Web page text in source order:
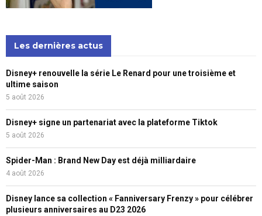
Les dernières actus
Disney+ renouvelle la série Le Renard pour une troisième et
ultime saison
5 août 2026
Disney+ signe un partenariat avec la plateforme Tiktok
5 août 2026
Spider-Man : Brand New Day est déjà milliardaire
4 août 2026
Disney lance sa collection « Fanniversary Frenzy » pour célébrer
plusieurs anniversaires au D23 2026